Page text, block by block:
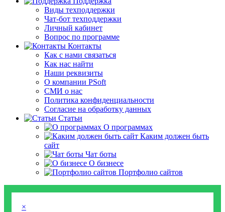
Виды техподдержки
Чат-бот техподдержки
Личный кабинет
Вопрос по программе
Контакты
Как с нами связаться
Как нас найти
Наши реквизиты
О компании PSoft
СМИ о нас
Политика конфиденциальности
Согласие на обработку данных
Статьи
О программах
Каким должен быть
сайт
Чат боты
О бизнесе
Портфолио сайтов
×